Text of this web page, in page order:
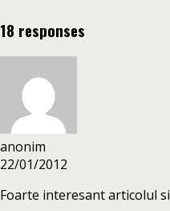
18 responses
anonim
22/01/2012
Foarte interesant articolul